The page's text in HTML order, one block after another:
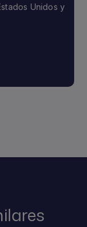
Unidos y